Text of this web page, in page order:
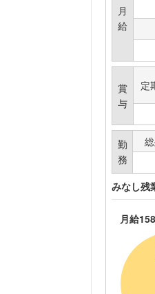
月
給
賞
与
定
勤
務
みなし残
月給